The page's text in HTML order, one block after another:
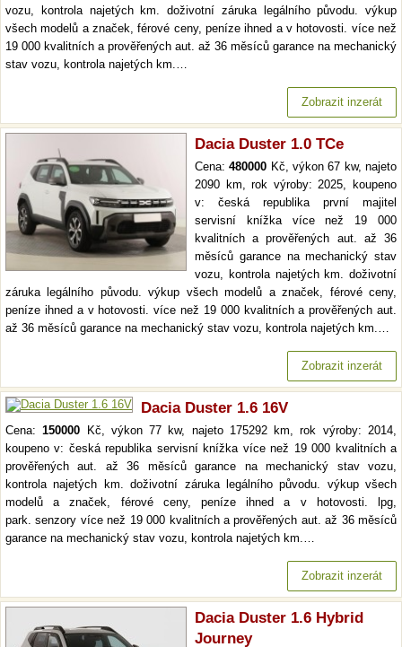
vozu, kontrola najetých km. doživotní záruka legálního původu. výkup
všech modelů a značek, férové ceny, peníze ihned a v hotovosti. více než
19 000 kvalitních a prověřených aut. až 36 měsíců garance na mechanický
stav vozu, kontrola najetých km.…
Zobrazit inzerát
Dacia Duster 1.0 TCe
Cena:480000 Kč, výkon 67 kw, najeto
2090 km, rok výroby: 2025, koupeno
v: česká republika první majitel
servisní knížka více než 19 000
kvalitních a prověřených aut. až 36
měsíců garance na mechanický stav
vozu, kontrola najetých km. doživotní
záruka legálního původu. výkup všech modelů a značek, férové ceny,
peníze ihned a v hotovosti. více než 19 000 kvalitních a prověřených aut.
až 36 měsíců garance na mechanický stav vozu, kontrola najetých km.…
Zobrazit inzerát
Dacia Duster 1.6 16V
Cena:150000 Kč, výkon 77 kw, najeto 175292 km, rok výroby: 2014,
koupeno v: česká republika servisní knížka více než 19 000 kvalitních a
prověřených aut. až 36 měsíců garance na mechanický stav vozu,
kontrola najetých km. doživotní záruka legálního původu. výkup všech
modelů a značek, férové ceny, peníze ihned a v hotovosti. lpg,
park. senzory více než 19 000 kvalitních a prověřených aut. až 36 měsíců
garance na mechanický stav vozu, kontrola najetých km.…
Zobrazit inzerát
Dacia Duster 1.6 Hybrid
Journey